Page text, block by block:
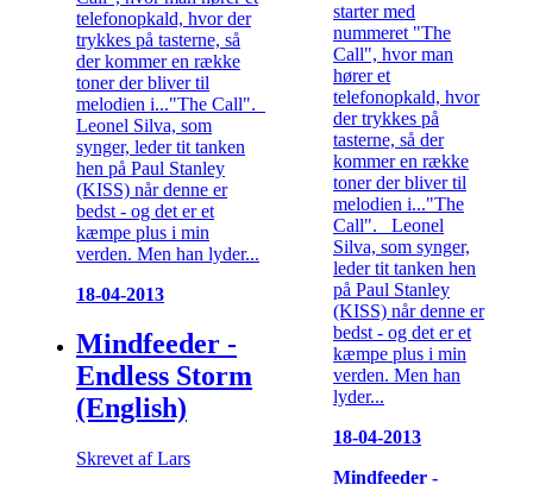
telefonopkald, hvor der
trykkes på tasterne, så
der kommer en række
toner der bliver til
melodien i..."The Call".
Leonel Silva, som
synger, leder tit tanken
hen på Paul Stanley
(KISS) når denne er
bedst - og det er et
kæmpe plus i min
verden. Men han lyder...
18-04-2013
Mindfeeder -
Endless Storm
(English)
Skrevet af Lars
starter med
nummeret "The
Call", hvor man
hører et
telefonopkald, hvor
der trykkes på
tasterne, så der
kommer en række
toner der bliver til
melodien i..."The
Call". Leonel
Silva, som synger,
leder tit tanken hen
på Paul Stanley
(KISS) når denne er
bedst - og det er et
kæmpe plus i min
verden. Men han
lyder...
18-04-2013
Mindfeeder -